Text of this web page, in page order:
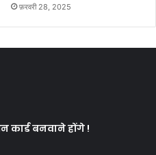
फ़रवरी 28, 2025
कार्ड बनवाने होंगे !